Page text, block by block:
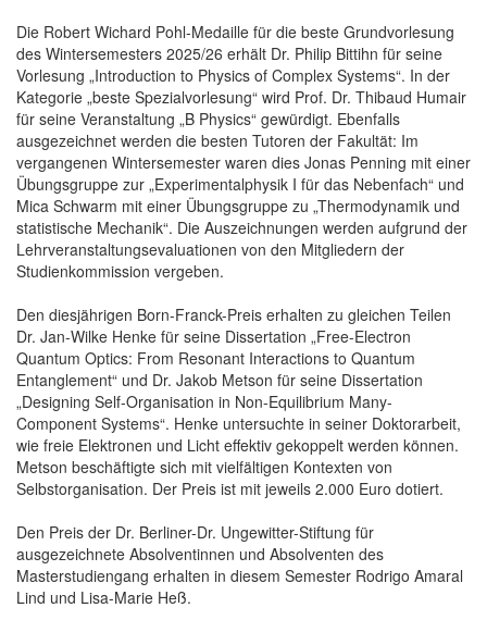
Die Robert Wichard Pohl-Medaille für die beste Grundvorlesung
des Wintersemesters 2025/26 erhält Dr. Philip Bittihn für seine
Vorlesung „Introduction to Physics of Complex Systems“. In der
Kategorie „beste Spezialvorlesung“ wird Prof. Dr. Thibaud Humair
für seine Veranstaltung „B Physics“ gewürdigt. Ebenfalls
ausgezeichnet werden die besten Tutoren der Fakultät: Im
vergangenen Wintersemester waren dies Jonas Penning mit einer
Übungsgruppe zur „Experimentalphysik I für das Nebenfach“ und
Mica Schwarm mit einer Übungsgruppe zu „Thermodynamik und
statistische Mechanik“. Die Auszeichnungen werden aufgrund der
Lehrveranstaltungsevaluationen von den Mitgliedern der
Studienkommission vergeben.
Den diesjährigen Born-Franck-Preis erhalten zu gleichen Teilen
Dr. Jan-Wilke Henke für seine Dissertation „Free-Electron
Quantum Optics: From Resonant Interactions to Quantum
Entanglement“ und Dr. Jakob Metson für seine Dissertation
„Designing Self-Organisation in Non-Equilibrium Many-
Component Systems“. Henke untersuchte in seiner Doktorarbeit,
wie freie Elektronen und Licht effektiv gekoppelt werden können.
Metson beschäftigte sich mit vielfältigen Kontexten von
Selbstorganisation. Der Preis ist mit jeweils 2.000 Euro dotiert.
Den Preis der Dr. Berliner-Dr. Ungewitter-Stiftung für
ausgezeichnete Absolventinnen und Absolventen des
Masterstudiengang erhalten in diesem Semester Rodrigo Amaral
Lind und Lisa-Marie Heß.